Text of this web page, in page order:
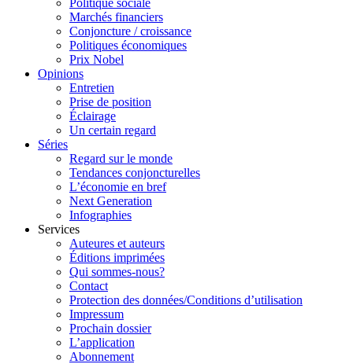
Politique sociale
Marchés financiers
Conjoncture / croissance
Politiques économiques
Prix Nobel
Opinions
Entretien
Prise de position
Éclairage
Un certain regard
Séries
Regard sur le monde
Tendances conjoncturelles
L’économie en bref
Next Generation
Infographies
Services
Auteures et auteurs
Éditions imprimées
Qui sommes-nous?
Contact
Protection des données/Conditions d’utilisation
Impressum
Prochain dossier
L’application
Abonnement